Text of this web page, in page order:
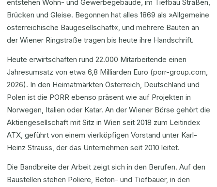
entstehen Wohn- und Gewerbegebäude, im Tiefbau Straßen,
Brücken und Gleise. Begonnen hat alles 1869 als »Allgemeine
österreichische Baugesellschaft«, und mehrere Bauten an
der Wiener Ringstraße tragen bis heute ihre Handschrift.
Heute erwirtschaften rund 22.000 Mitarbeitende einen
Jahresumsatz von etwa 6,8 Milliarden Euro (porr-group.com,
2026). In den Heimatmärkten Österreich, Deutschland und
Polen ist die PORR ebenso präsent wie auf Projekten in
Norwegen, Italien oder Katar. An der Wiener Börse gehört die
Aktiengesellschaft mit Sitz in Wien seit 2018 zum Leitindex
ATX, geführt von einem vierköpfigen Vorstand unter Karl-
Heinz Strauss, der das Unternehmen seit 2010 leitet.
Die Bandbreite der Arbeit zeigt sich in den Berufen. Auf den
Baustellen stehen Poliere, Beton- und Tiefbauer, in den